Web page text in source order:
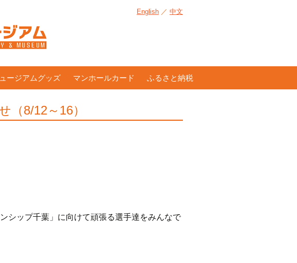
English ／ 中文
ージアムグッズ マンホールカード ふるさと納税
（8/12～16）
シップ千葉」に向けて頑張る選手達をみんなで